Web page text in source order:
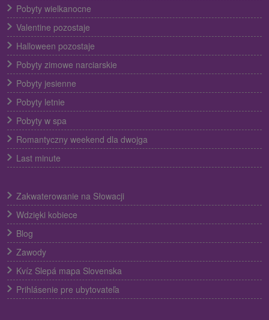
Pobyty wielkanocne
Valentine pozostaje
Halloween pozostaje
Pobyty zimowe narciarskie
Pobyty jesienne
Pobyty letnie
Pobyty w spa
Romantyczny weekend dla dwojga
Last minute
Zakwaterowanie na Słowacji
Wdzięki kobiece
Blog
Zawody
Kvíz Slepá mapa Slovenska
Prihlásenie pre ubytovateľa